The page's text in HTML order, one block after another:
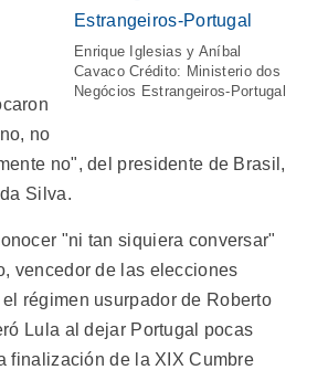
Enrique Iglesias y Aníbal
Cavaco Crédito: Ministerio dos
Negócios Estrangeiros-Portugal
no
no", del presidente de Brasil,
Silva.
"ni tan siquiera conversar"
vencedor de las elecciones
régimen usurpador de Roberto
Lula al dejar Portugal pocas
finalización de la XIX Cumbre